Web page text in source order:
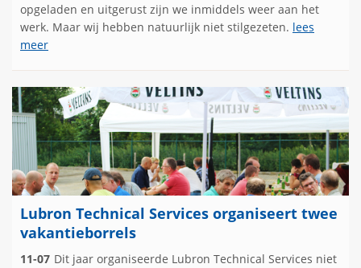
opgeladen en uitgerust zijn we inmiddels weer aan het
werk. Maar wij hebben natuurlijk niet stilgezeten. lees
meer
Lubron Technical Services organiseert twee
vakantieborrels
11-07 Dit jaar organiseerde Lubron Technical Services niet